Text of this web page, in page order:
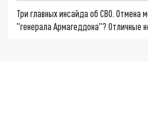
Три главных инсайда об СВО. Отмена
"генерала Армагеддона"? Отличные